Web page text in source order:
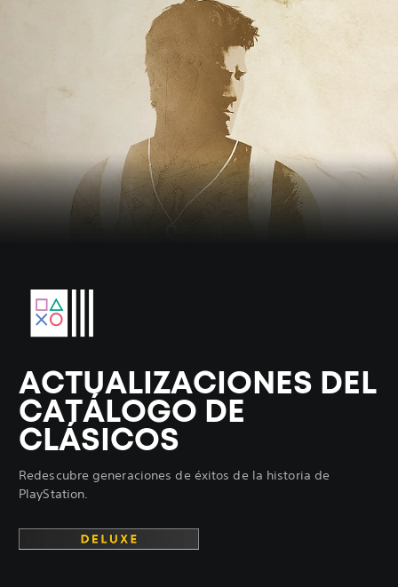
ACTUALIZACIONES DEL
CATÁLOGO DE
CLÁSICOS
Redescubre generaciones de éxitos de la historia de
PlayStation.